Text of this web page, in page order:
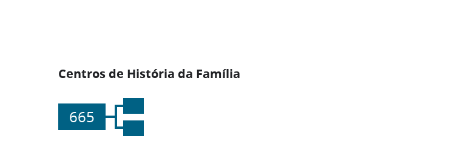
Centros de História da Família
665